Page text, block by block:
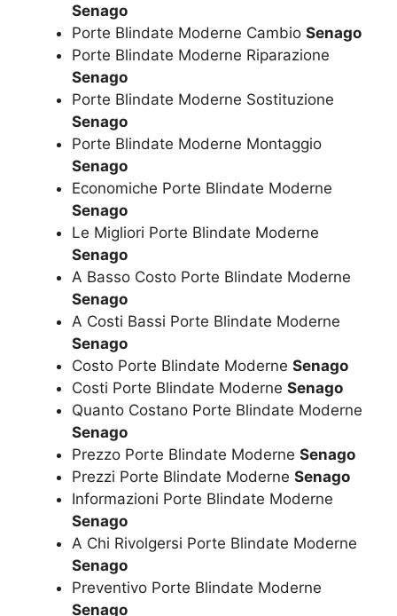
Senago
Porte Blindate Moderne Cambio Senago
Porte Blindate Moderne Riparazione
Senago
Porte Blindate Moderne Sostituzione
Senago
Porte Blindate Moderne Montaggio
Senago
Economiche Porte Blindate Moderne
Senago
Le Migliori Porte Blindate Moderne
Senago
A Basso Costo Porte Blindate Moderne
Senago
A Costi Bassi Porte Blindate Moderne
Senago
Costo Porte Blindate Moderne Senago
Costi Porte Blindate Moderne Senago
Quanto Costano Porte Blindate Moderne
Senago
Prezzo Porte Blindate Moderne Senago
Prezzi Porte Blindate Moderne Senago
Informazioni Porte Blindate Moderne
Senago
A Chi Rivolgersi Porte Blindate Moderne
Senago
Preventivo Porte Blindate Moderne
Senago